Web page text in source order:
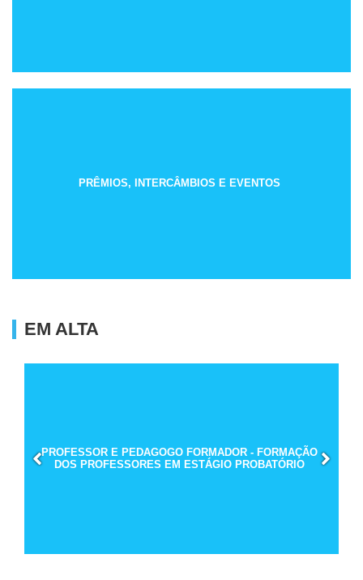
PRÊMIOS, INTERCÂMBIOS E EVENTOS
EM ALTA
PROFESSOR E PEDAGOGO FORMADOR - FORMAÇÃO
DOS PROFESSORES EM ESTÁGIO PROBATÓRIO